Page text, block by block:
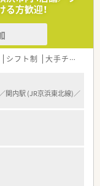
となっており、午後
調剤、監査、丁寧な
となるため、業務負担
的には管理薬剤師が訪
はじめ、女性スタッ
方歓迎！
シフト制 大手チェーン以外
関内駅 (JR京浜東北線)／